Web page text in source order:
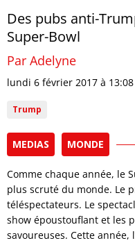
Des pubs anti-
Super-Bowl
Par Adelyne
lundi 6 février 2017 à 13:08
Trump
MEDIAS MONDE
Comme chaque année, le
plus scruté du monde. Le
téléspectateurs. Le
show époustouflant et les
savoureuses. Cette